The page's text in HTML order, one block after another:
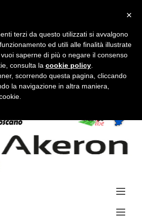
×
terzi da questo utilizzati si avvalgono
ed utili alle finalità illustrate
saperne di più o negare il consenso
consulta la cookie policy
scorrendo questa pagina, cliccando
la navigazione in altra maniera,